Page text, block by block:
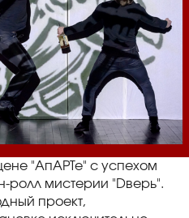
"АпАРТе" с успехом
мистерии "Dверь".
проект,